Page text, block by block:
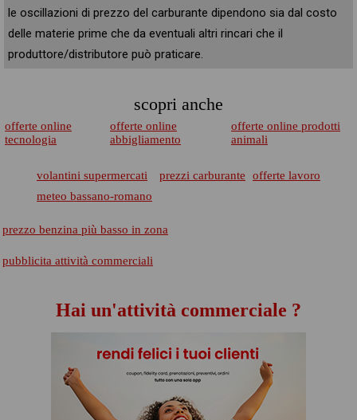
le oscillazioni di prezzo del carburante dipendono sia dal costo
delle materie prime che da eventuali altri rincari che il
produttore/distributore può praticare.
scopri anche
offerte online
tecnologia
offerte online
abbigliamento
offerte online prodotti
animali
volantini supermercati prezzi carburante
offerte lavoro
meteo bassano-romano
prezzo benzina più basso in zona
pubblicita attività commerciali
Hai un'attività commerciale ?